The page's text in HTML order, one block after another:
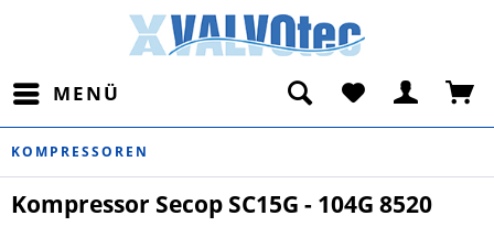
MENÜ
KOMPRESSOREN
Kompressor Secop SC15G - 104G 8520